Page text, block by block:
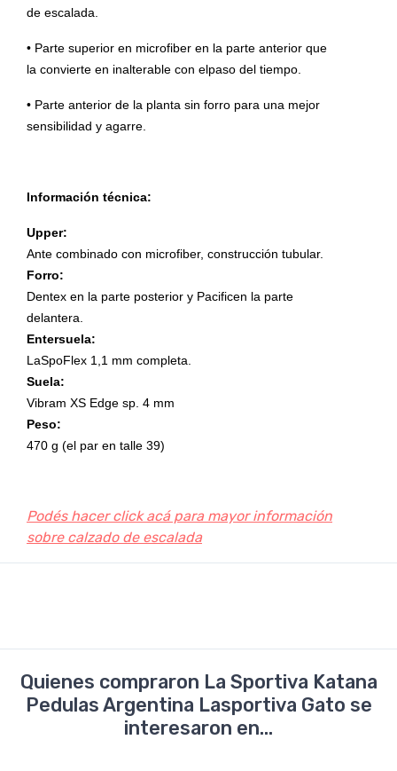
de escalada.
• Parte superior en microfiber en la parte anterior que
la convierte en inalterable con elpaso del tiempo.
• Parte anterior de la planta sin forro para una mejor
sensibilidad y agarre.
Información técnica:
Upper:
Ante combinado con microfiber, construcción tubular.
Forro:
Dentex en la parte posterior y Pacificen la parte
delantera.
Entersuela:
LaSpoFlex 1,1 mm completa.
Suela:
Vibram XS Edge sp. 4 mm
Peso:
470 g (el par en talle 39)
Podés hacer click acá para mayor información
sobre calzado de escalada
Quienes compraron La Sportiva Katana
Pedulas Argentina Lasportiva Gato se
interesaron en...